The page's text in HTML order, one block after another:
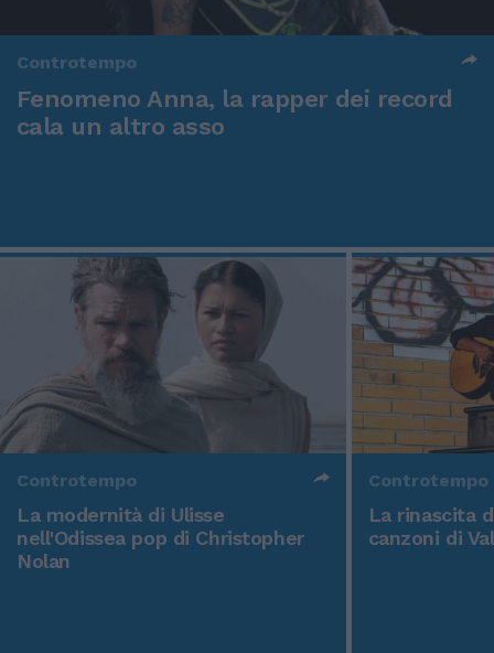
Controtempo
Fenomeno Anna, la rapper dei record
cala un altro asso
Controtempo
La modernità di Ulisse
nell'Odissea pop di Christopher
Nolan
Controtempo
La rinascita
canzoni di